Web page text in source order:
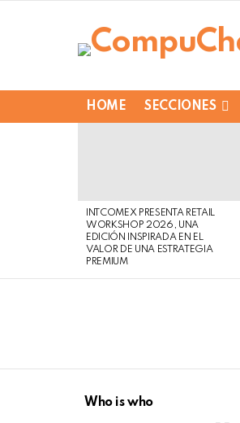
HOME SECCIONES
INTCOMEX PRESENTA RETAIL
WORKSHOP 2026, UNA
EDICIÓN INSPIRADA EN EL
VALOR DE UNA ESTRATEGIA
PREMIUM
Who is who